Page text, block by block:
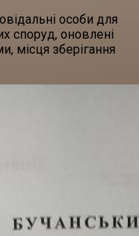
особи для
споруд, оновлені
місця зберігання